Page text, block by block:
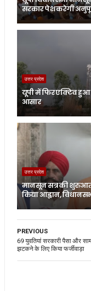
सरकार पेश करेगी
उत्तर प्रदेश
यूपी में फिर एक्टिव
आसार
उत्तर प्रदेश
मानसून सत्र की शुरुआत:
किया आह्वान,
PREVIOUS
69 युवतियां सरकारी पैसा और
झटकने के लिए किया फर्जीवाड़ा